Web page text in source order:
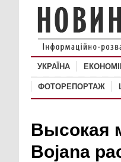
УКРАЇНА
ФОТОРЕПОРТАЖ
Высокая
Bojana